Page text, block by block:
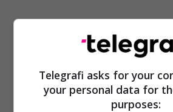
Telegrafi asks for your
your personal data for
purposes: